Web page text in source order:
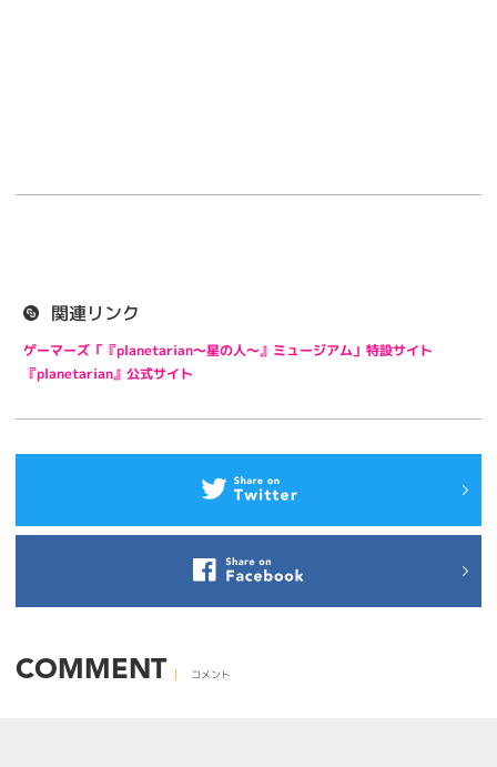
関連リンク
ゲーマーズ「『planetarian～星の人～』ミュージアム」特設サイト
『planetarian』公式サイト
COMMENT コメント